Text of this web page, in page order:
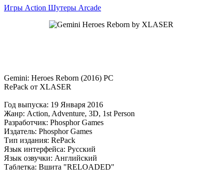
Игры Action Шутеры Arcade
Gemini: Heroes Reborn (2016) PC
RePack от XLASER
Год выпуска: 19 Января 2016
Жанр: Action, Adventure, 3D, 1st Person
Разработчик: Phosphor Games
Издатель: Phosphor Games
Тип издания: RePack
Язык интерфейса: Русский
Язык озвучки: Английский
Таблетка: Вшита "RELOADED"